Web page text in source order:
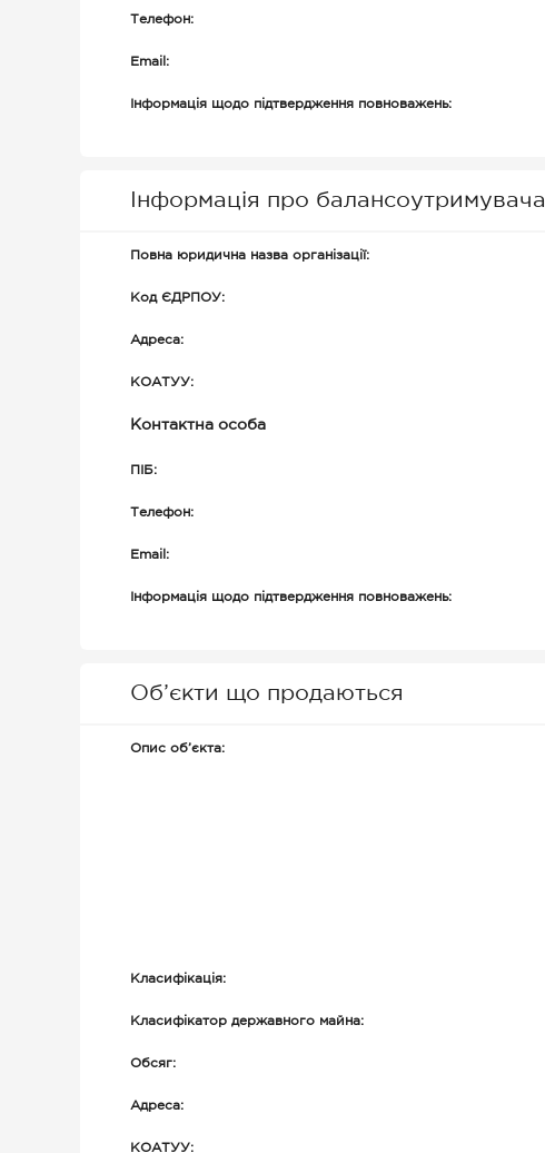
Телефон:
Email:
Інформація щодо підтвердження повноважень:
Інформація про балансоутримувача
Повна юридична назва організації:
Код ЄДРПОУ:
Адреса:
КОАТУУ:
Контактна особа
ПІБ:
Телефон:
Email:
Інформація щодо підтвердження повноважень:
Об’єкти що продаються
Опис об’єкта:
Класифікація:
Класифікатор державного майна:
Обсяг:
Адреса:
КОАТУУ: